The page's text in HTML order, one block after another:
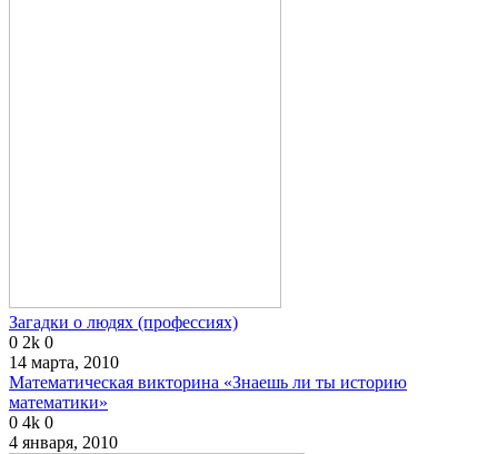
Загадки о людях (профессиях)
0 2k 0
14 марта, 2010
Математическая викторина «Знаешь ли ты историю
математики»
0 4k 0
4 января, 2010